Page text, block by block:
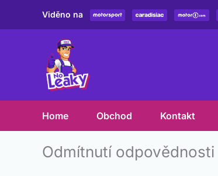
Viděno na
Home Obchod Kontakt
Odmítnutí odpovědnosti